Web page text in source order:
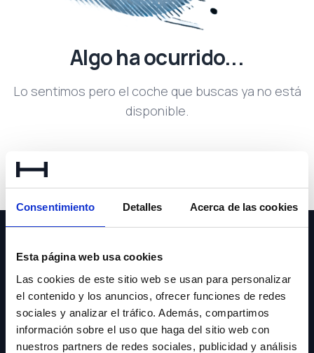
Consentimiento Detalles Acerca de las cookies
Esta página web usa cookies
Las cookies de este sitio web se usan para personalizar
el contenido y los anuncios, ofrecer funciones de redes
sociales y analizar el tráfico. Además, compartimos
información sobre el uso que haga del sitio web con
nuestros partners de redes sociales, publicidad y análisis
Algo ha ocurrido...
Lo sentimos pero el coche que buscas ya no está
disponible.
NEWSLETTER
Suscríbete y recibe las últimas novedades y ofertas.